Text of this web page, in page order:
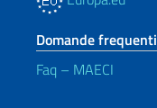
Domande frequenti
Faq – MAECI